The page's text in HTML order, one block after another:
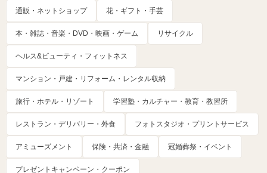
通販・ネットショップ 花・ギフト・手芸
本・雑誌・音楽・DVD・映画・ゲーム リサイクル
ヘルス&ビューティ・フィットネス
マンション・戸建・リフォーム・レンタル収納
旅行・ホテル・リゾート 学習塾・カルチャー・教育・教習所
レストラン・デリバリー・外食 フォトスタジオ・プリントサービス
アミューズメント 保険・共済・金融 冠婚葬祭・イベント
プレゼントキャンペーン・クーポン